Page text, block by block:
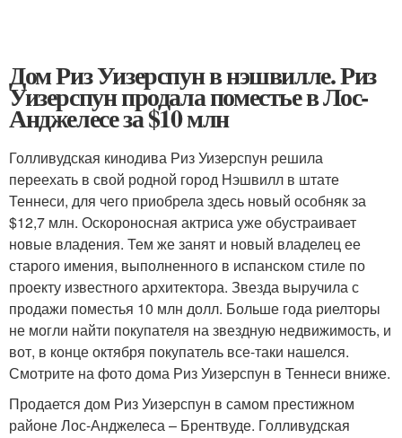
Дом Риз Уизерспун в нэшвилле. Риз
Уизерспун продала поместье в Лос-
Анджелесе за $10 млн
Голливудская кинодива Риз Уизерспун решила
переехать в свой родной город Нэшвилл в штате
Теннеси, для чего приобрела здесь новый особняк за
$12,7 млн. Оскороносная актриса уже обустраивает
новые владения. Тем же занят и новый владелец ее
старого имения, выполненного в испанском стиле по
проекту известного архитектора. Звезда выручила с
продажи поместья 10 млн долл. Больше года риелторы
не могли найти покупателя на звездную недвижимость, и
вот, в конце октября покупатель все-таки нашелся.
Смотрите на фото дома Риз Уизерспун в Теннеси вниже.
Продается дом Риз Уизерспун в самом престижном
районе Лос-Анджелеса – Брентвуде. Голливудская